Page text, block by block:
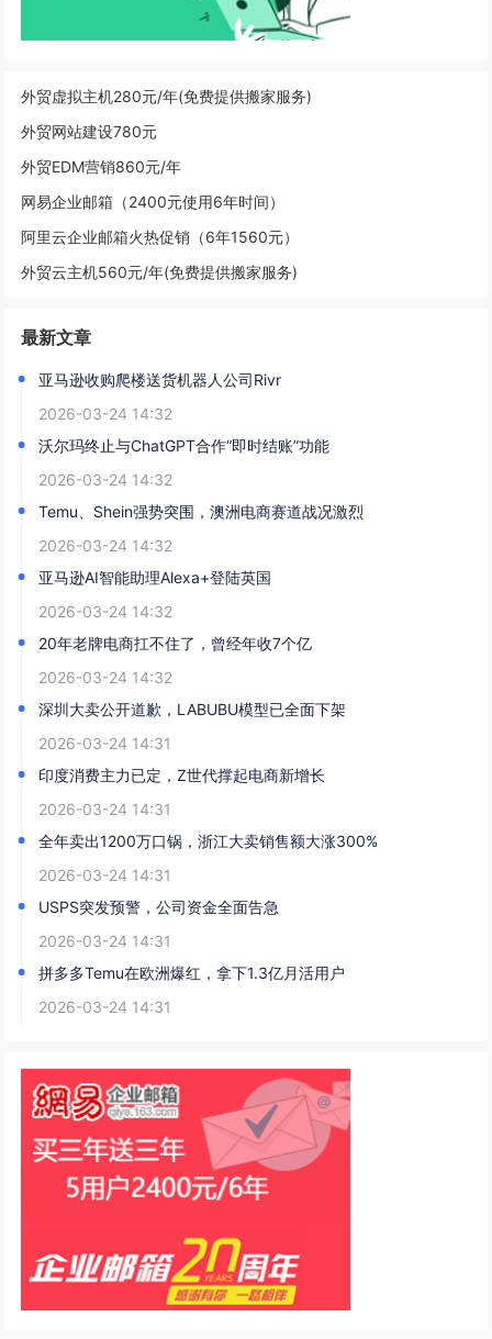
外贸虚拟主机280元/年(免费提供搬家服务)
外贸网站建设780元
外贸EDM营销860元/年
网易企业邮箱（2400元使用6年时间）
阿里云企业邮箱火热促销（6年1560元）
外贸云主机560元/年(免费提供搬家服务)
最新文章
亚马逊收购爬楼送货机器人公司Rivr
2026-03-24 14:32
沃尔玛终止与ChatGPT合作“即时结账”功能
2026-03-24 14:32
Temu、Shein强势突围，澳洲电商赛道战况激烈
2026-03-24 14:32
亚马逊AI智能助理Alexa+登陆英国
2026-03-24 14:32
20年老牌电商扛不住了，曾经年收7个亿
2026-03-24 14:32
深圳大卖公开道歉，LABUBU模型已全面下架
2026-03-24 14:31
印度消费主力已定，Z世代撑起电商新增长
2026-03-24 14:31
全年卖出1200万口锅，浙江大卖销售额大涨300%
2026-03-24 14:31
USPS突发预警，公司资金全面告急
2026-03-24 14:31
拼多多Temu在欧洲爆红，拿下1.3亿月活用户
2026-03-24 14:31